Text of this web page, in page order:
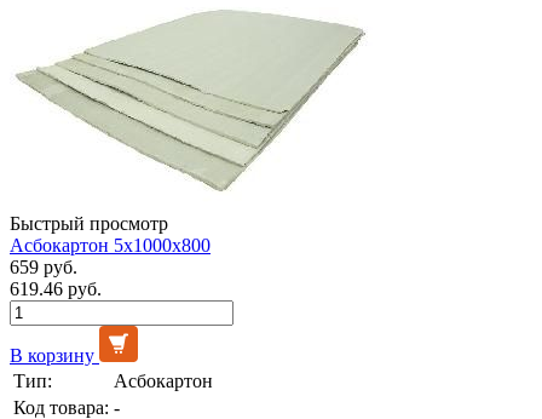
Быстрый просмотр
Асбокартон 5х1000х800
659 руб.
619.46 руб.
В корзину
Тип:
Асбокартон
Код товара: -